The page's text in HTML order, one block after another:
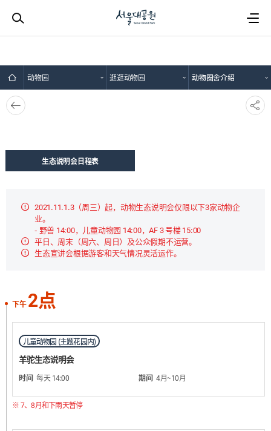
动物园 逛逛动物园 动物圈舍介绍
뒤로
가기
SNS
공유
生态说明会日程表
2021.11.1.3（周三）起，动物生态说明会仅限​​以下3家动物企
业。
- 野兽 14:00，儿童动物园 14:00，AF 3 号楼 15:00
平日、周末（周六、周日）及公众假期不运营。
生态宣讲会根据游客和天气情况灵活运作。
下午2点
儿童动物园 (主题花园内)
羊驼生态说明会
时间 每天 14:00 期间 4月~10月
※ 7、8月和下雨天暂停